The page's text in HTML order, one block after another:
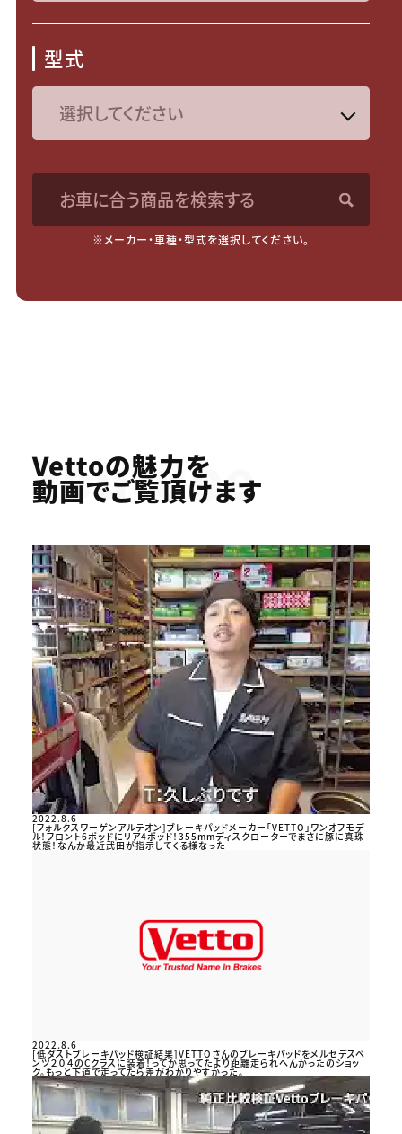
型式
お車に合う商品を検索する
※メーカー・車種・型式を選択してください。
Youtube
Vettoの魅力を
動画でご覧頂けます
2022.8.6
[フォルクスワーゲンアルテオン]ブレーキパッドメーカー「VETTO」ワンオフモデ
ル！フロント6ポッドにリア4ポッド！355mmディスクローターでまさに豚に真珠
状態！なんか最近武田が指示してくる様なった
2022.8.6
[低ダストブレーキパッド検証結果]VETTOさんのブレーキパッドをメルセデスベ
ンツ２０４のCクラスに装着！ってか思ってたより距離走られへんかったのショッ
ク。もっと下道で走ってたら差がわかりやすかった。